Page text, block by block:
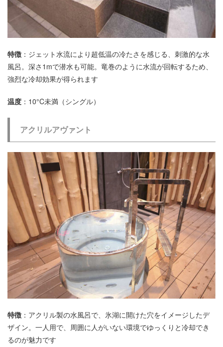
特徴 ：ジェット水流により超低温の冷たさを感じる、刺激的な水
風呂。深さ1mで潜水も可能。竜巻のように水流が回転するため、
強烈な冷却効果が得られます
温度 ：10°C未満（シングル）
アクリルアヴァント
特徴 ：アクリル製の水風呂で、氷湖に開けた穴をイメージしたデ
ザイン。一人用で、周囲に人がいない環境でゆっくりと冷却でき
るのが魅力です